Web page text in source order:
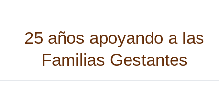
25 años apoyando a las
Familias Gestantes